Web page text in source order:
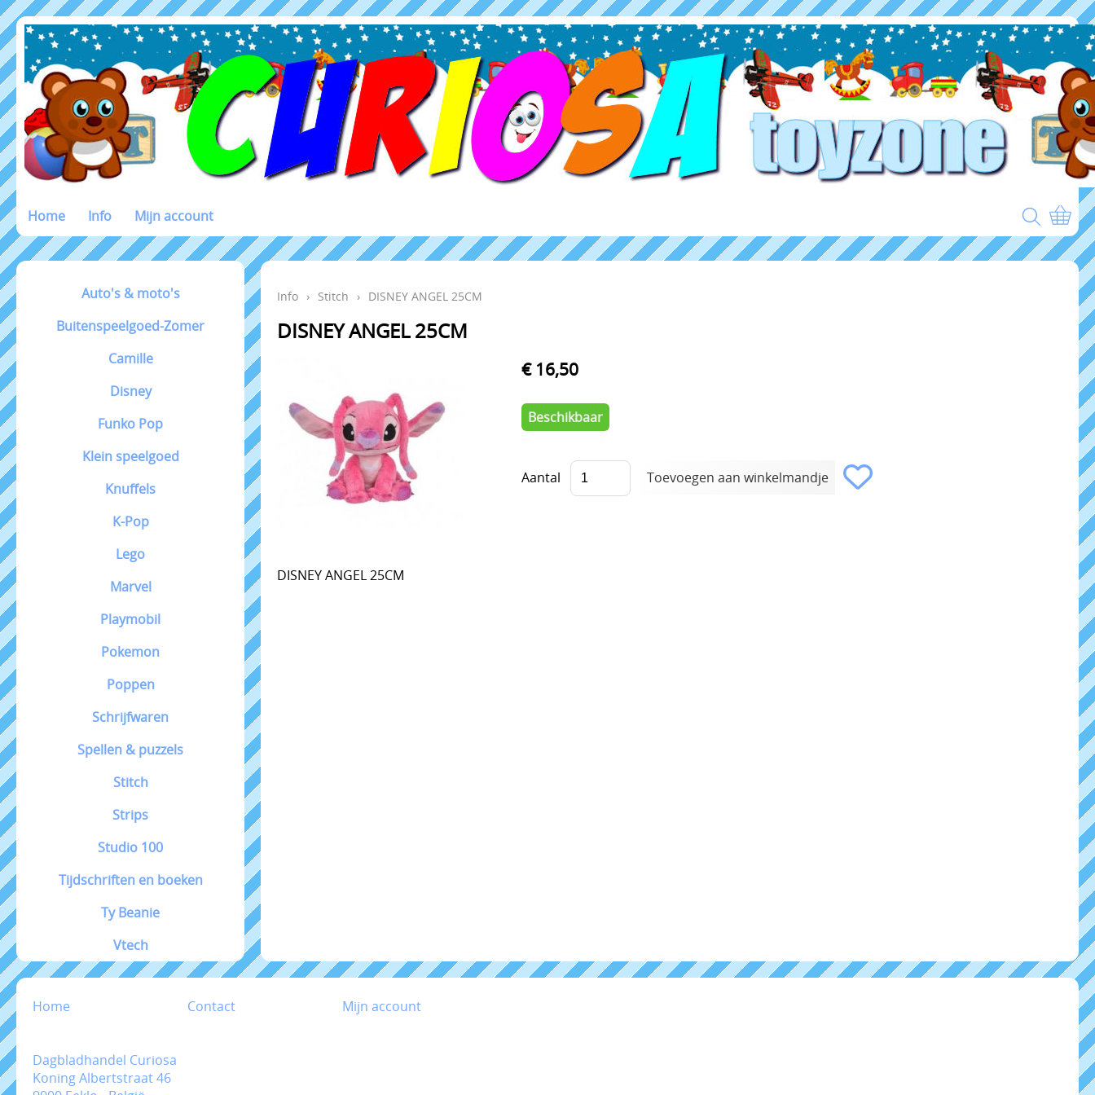
Home Info Mijn account
Auto's & moto's
Buitenspeelgoed-Zomer
Camille
Disney
Funko Pop
Klein speelgoed
Knuffels
K-Pop
Lego
Marvel
Playmobil
Pokemon
Poppen
Schrijfwaren
Spellen & puzzels
Stitch
Strips
Studio 100
Tijdschriften en boeken
Ty Beanie
Vtech
Info › Stitch › DISNEY ANGEL 25CM
DISNEY ANGEL 25CM
€ 16,50
Beschikbaar
Aantal
DISNEY ANGEL 25CM
Home Contact Mijn account
Dagbladhandel Curiosa
Koning Albertstraat 46